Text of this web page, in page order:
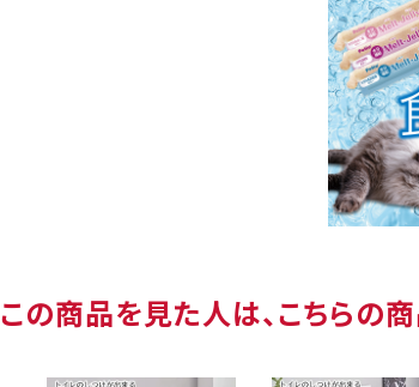
この商品を見た人は、こちらの